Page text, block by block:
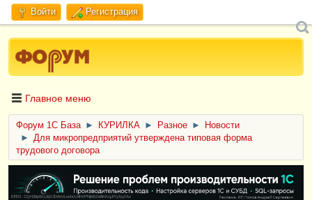
Войти Регистрация
Главное меню
Форум 1C База ► КУРИЛКА ► Разное ►
Новости
►
Для микропредприятий утверждена типовая форма
трудового договора
ERID: CQH36pWzJqVJD4xVLsnhcU4hVPNjkBZe8KKxjJiYySyZAz